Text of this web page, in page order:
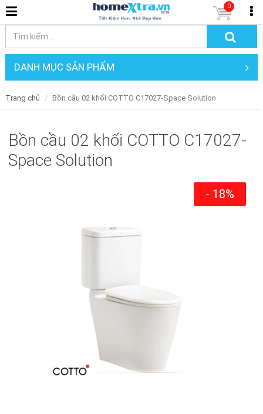
0
DANH MỤC SẢN PHẨM
Trang chủ Bồn cầu 02 khối COTTO C17027-Space Solution
Bồn cầu 02 khối COTTO C17027-
Space Solution
- 18%